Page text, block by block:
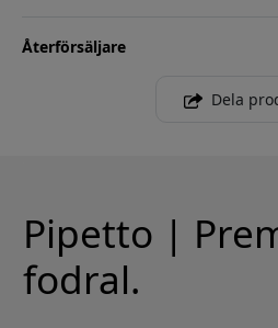
Återförsäljare
Dela
Pipetto |
fodral.